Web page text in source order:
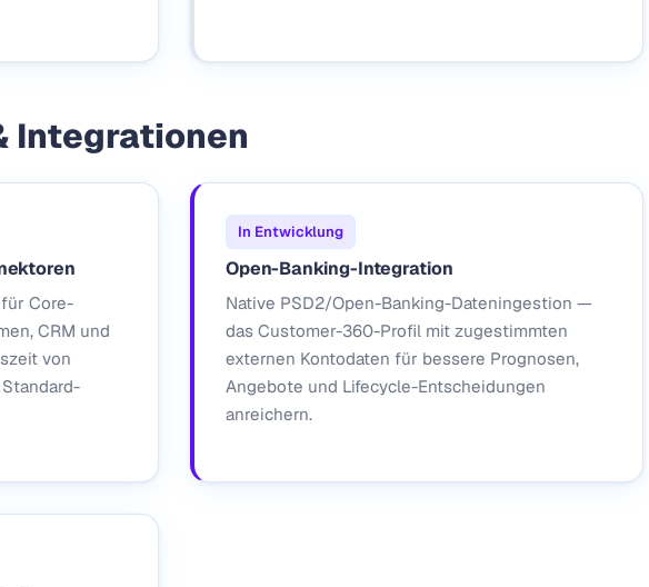
Integrationen
Core-
CRM und
von
In Entwicklung
Open-Banking-Integration
Native PSD2/Open-Banking-Dateningestion —
das Customer-360-Profil mit zugestimmten
externen Kontodaten für bessere Prognosen,
Angebote und Lifecycle-Entscheidungen
anreichern.